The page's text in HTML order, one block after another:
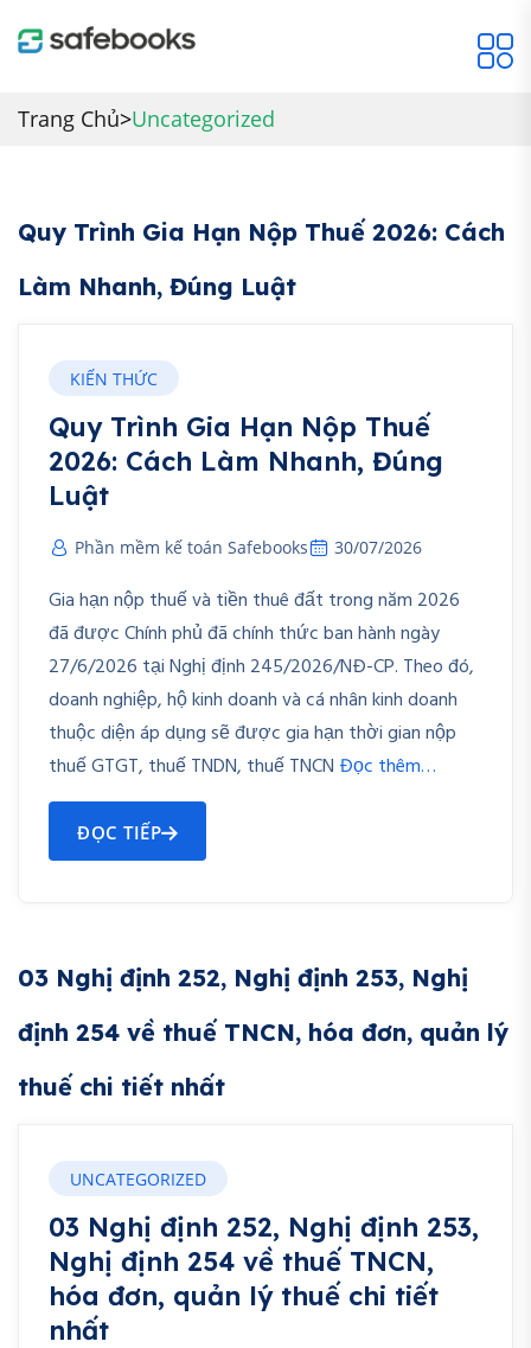
Trang Chủ>Uncategorized
Quy Trình Gia Hạn Nộp Thuế 2026: Cách
Làm Nhanh, Đúng Luật
KIẾN THỨC
Quy Trình Gia Hạn Nộp Thuế
2026: Cách Làm Nhanh, Đúng
Luật
Phần mềm kế toán Safebooks 30/07/2026
Gia hạn nộp thuế và tiền thuê đất trong năm 2026
đã được Chính phủ đã chính thức ban hành ngày
27/6/2026 tại Nghị định 245/2026/NĐ-CP. Theo đó,
doanh nghiệp, hộ kinh doanh và cá nhân kinh doanh
thuộc diện áp dụng sẽ được gia hạn thời gian nộp
thuế GTGT, thuế TNDN, thuế TNCN Đọc thêm…
ĐỌC TIẾP
03 Nghị định 252, Nghị định 253, Nghị
định 254 về thuế TNCN, hóa đơn, quản lý
thuế chi tiết nhất
UNCATEGORIZED
03 Nghị định 252, Nghị định 253,
Nghị định 254 về thuế TNCN,
hóa đơn, quản lý thuế chi tiết
nhất